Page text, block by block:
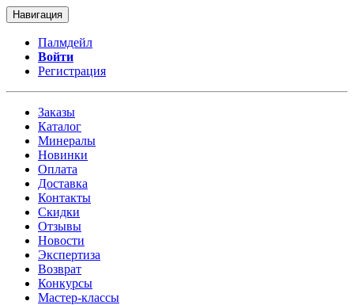
Навигация
Палмдейл
Войти
Регистрация
Заказы
Каталог
Минералы
Новинки
Оплата
Доставка
Контакты
Скидки
Отзывы
Новости
Экспертиза
Возврат
Конкурсы
Мастер-классы